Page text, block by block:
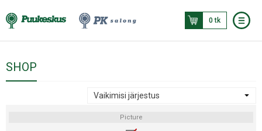
0 tk
SHOP
Picture